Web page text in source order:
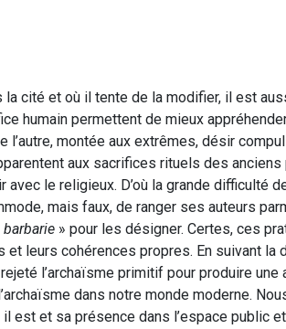
cité et où il tente de la modifier, il est
humain permettent de mieux
montée aux extrêmes, désir
aux sacrifices rituels des
le religieux. D’où la grande difficulté
mais faux, de ranger ses auteurs
barbarie » pour les désigner. Certes, ces
leurs cohérences propres. En suivant la
l’archaïsme primitif pour produire
dans notre monde moderne.
est et sa présence dans l’espace public